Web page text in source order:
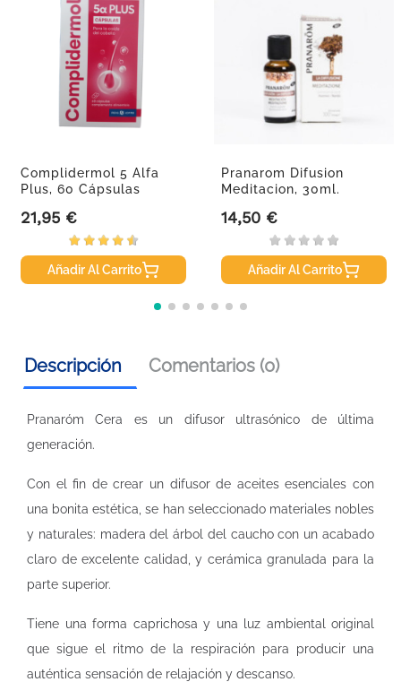
Complidermol 5 Alfa
Plus, 60 Cápsulas
Precio
21,95 €
Añadir Al Carrito
Pranarom Difusion
Meditacion, 30ml.
Precio
14,50 €
Añadir Al Carrito
Descripción Comentarios (0)
Pranaróm Cera es un difusor ultrasónico de última
generación.
Con el fin de crear un difusor de aceites esenciales con
una bonita estética, se han seleccionado materiales nobles
y naturales: madera del árbol del caucho con un acabado
claro de excelente calidad, y cerámica granulada para la
parte superior.
Tiene una forma caprichosa y una luz ambiental original
que sigue el ritmo de la respiración para producir una
auténtica sensación de relajación y descanso.